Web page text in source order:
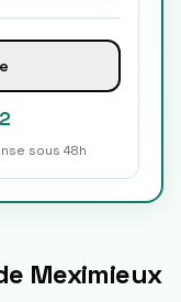
sous 48h
Meximieux